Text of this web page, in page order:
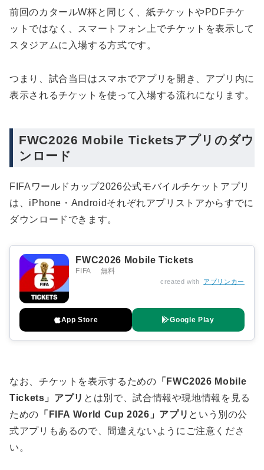
前回のカタールW杯と同じく、紙チケットやPDFチケ
ットではなく、スマートフォン上でチケットを表示して
スタジアムに入場する方式です。
つまり、試合当日はスマホでアプリを開き、アプリ内に
表示されるチケットを使って入場する流れになります。
FWC2026 Mobile Ticketsアプリのダウ
ンロード
FIFAワールドカップ2026公式モバイルチケットアプリ
は、iPhone・Androidそれぞれアプリストアからすでに
ダウンロードできます。
FWC2026 Mobile Tickets
FIFA 無料
created with アプリンカー
App Store Google Play
なお、チケットを表示するための 「FWC2026 Mobile
Tickets」アプリ とは別で、試合情報や現地情報を見る
ための 「FIFA World Cup 2026」アプリ という別の公
式アプリもあるので、間違えないようにご注意くださ
い。